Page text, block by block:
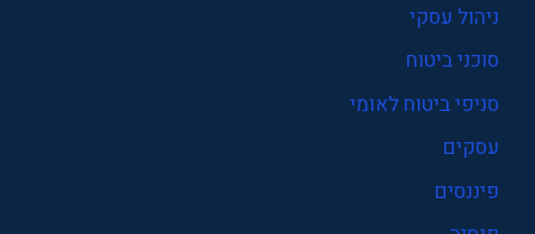
ניהול עסקי
סוכני ביטוח
סניפי ביטוח לאומי
עסקים
פיננסים